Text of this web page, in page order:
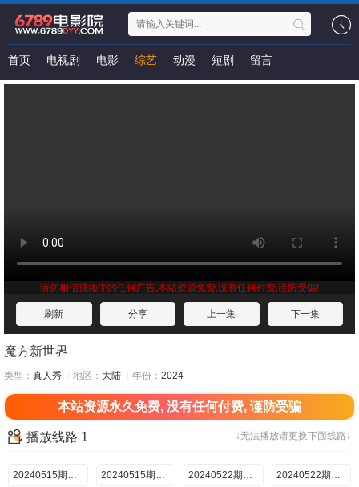
首页 电视剧 电影 综艺 动漫 短剧 留言
请勿相信视频中的任何广告,本站资源免费,没有任何付费,谨防受骗!
刷新 分享 上一集 下一集
魔方新世界
类型： 真人秀 地区： 大陆 年份： 2024
本站资源永久免费, 没有任何付费, 谨防受骗
↓无法播放请更换下面线路↓
播放线路 1
20240515期：超前聚会（上） 20240515期：超前聚会（下） 20240522期：禁闭“逃杀”I（上） 20240522期：禁闭“逃杀”I（下）